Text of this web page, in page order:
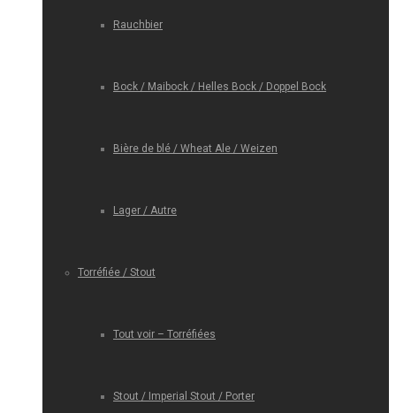
Rauchbier
Bock / Maibock / Helles Bock / Doppel Bock
Bière de blé / Wheat Ale / Weizen
Lager / Autre
Torréfiée / Stout
Tout voir – Torréfiées
Stout / Imperial Stout / Porter